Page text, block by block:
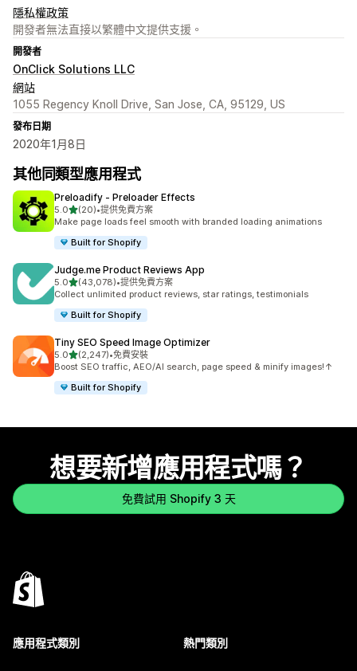
隱私權政策
開發者無法直接以繁體中文提供支援。
開發者
OnClick Solutions LLC
網站
1055 Regency Knoll Drive, San Jose, CA, 95129, US
發布日期
2020年1月8日
其他同類型應用程式
Preloadify ‑ Preloader Effects
5.0滿分 5 顆星
(20)
共有 20 則評價
•提供免費方案
Make page loads feel smooth with branded loading animations
Built for Shopify
Judge.me Product Reviews App
5.0滿分 5 顆星
(43,078)
共有 43078 則評價
•提供免費方案
Collect unlimited product reviews, star ratings, testimonials
Built for Shopify
Tiny SEO Speed Image Optimizer
5.0滿分 5 顆星
(2,247)
共有 2247 則評價
•免費安裝
Boost SEO traffic, AEO/AI search, page speed & minify images!↑
Built for Shopify
想要新增應用程式嗎？
免費試用 Shopify 3 天
應用程式類別 熱門類別